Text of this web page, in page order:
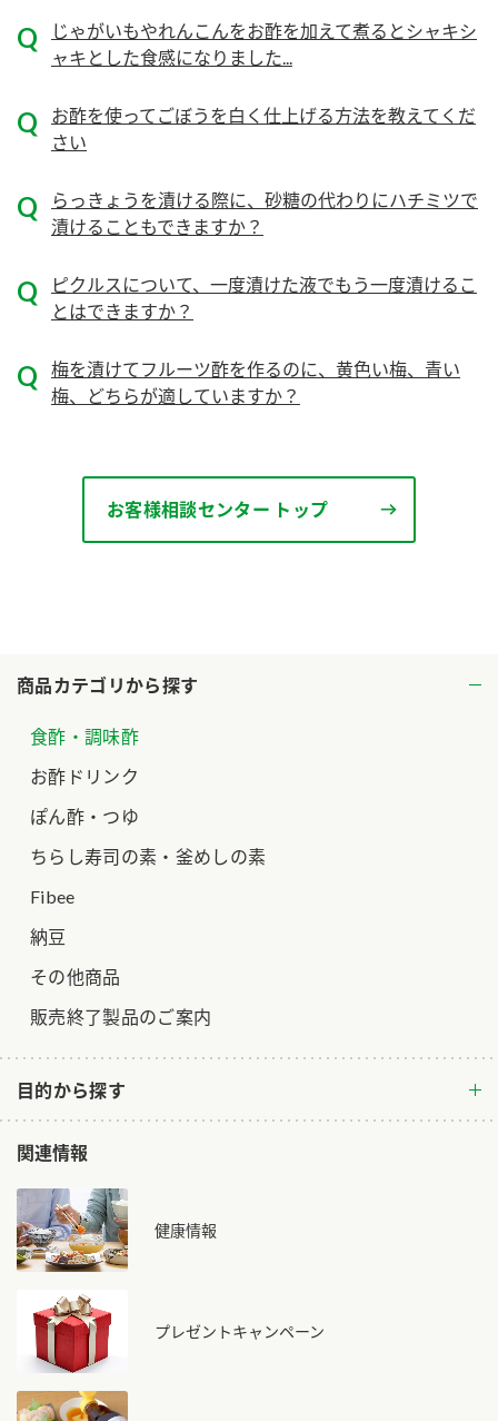
納豆のサイト
PIN印
千夜
スペシャルサイト
お酢を知ろう！
ぽん酢サワー
鍋奉行マニュアル
人気商品 ＋ おすすめレシピ
MIM（ミツカンミュージアム）
おいしさと健康への取り組み
お客様相談センター
販売終了製品のご案内
よくあるご質問
地図から取り扱い店舗を探す
ミツカン公式通販
商品カテゴリから探す
食酢・調味酢
お酢ドリンク
ぽん酢・つゆ
ちらし寿司の素・釜めしの素
Fibee
納豆
その他商品
販売終了製品のご案内
目的から探す
関連情報
健康情報
プレゼントキャンペーン
じゃがいもやれんこんをお酢を加えて煮るとシャキシ
ャキとした食感になりました...
お酢を使ってごぼうを白く仕上げる方法を教えてくだ
さい
らっきょうを漬ける際に、砂糖の代わりにハチミツで
漬けることもできますか？
ピクルスについて、一度漬けた液でもう一度漬けるこ
とはできますか？
梅を漬けてフルーツ酢を作るのに、黄色い梅、青い
梅、どちらが適していますか？
お客様相談センター トップ